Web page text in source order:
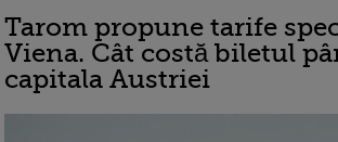
Tarom propune tarife
Viena. Cât costă biletul
capitala Austriei